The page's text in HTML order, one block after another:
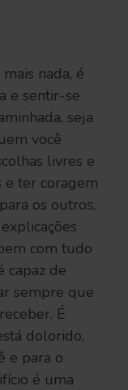
nada, é
e sentir-se
seja
você
livres e
e ter coragem
os outros,
com tudo
capaz de
sempre que
É
dolorido,
e para o
é uma